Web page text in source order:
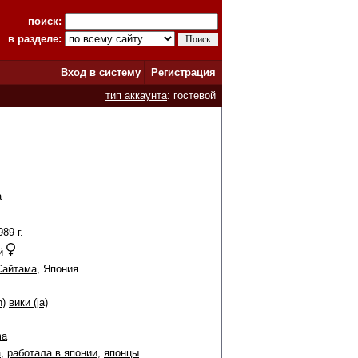
поиск:
в разделе:
Вход в систему
Регистрация
тип аккаунта: гостевой
г.
, Япония
вики (ja)
, работала в японии, японцы